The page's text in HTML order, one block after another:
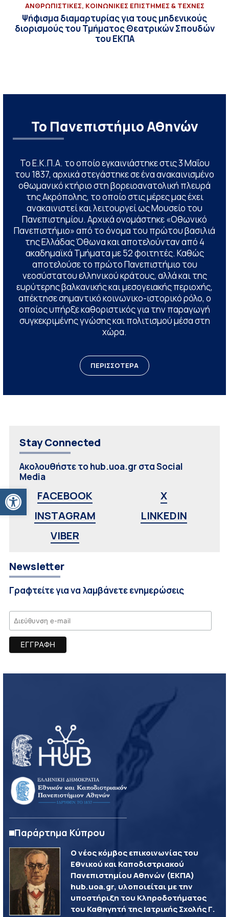
Ανοίξτε τη γραμμή εργαλείων
ΑΝΘΡΩΠΙΣΤΙΚΕΣ, ΚΟΙΝΩΝΙΚΕΣ ΕΠΙΣΤΗΜΕΣ & ΤΕΧΝΕΣ
Ψήφισμα διαμαρτυρίας για τους μηδενικούς
διορισμούς του Τμήματος Θεατρικών Σπουδών
του ΕΚΠΑ
Το Πανεπιστήμιο Αθηνών
Το Ε.Κ.Π.Α. το οποίο εγκαινιάστηκε στις 3 Μαΐου
του 1837, αρχικά στεγάστηκε σε ένα ανακαινισμένο
οθωμανικό κτήριο στη βορειοανατολική πλευρά
της Ακρόπολης, το οποίο στις μέρες μας έχει
ανακαινιστεί και λειτουργεί ως Μουσείο του
Πανεπιστημίου. Αρχικά ονομάστηκε «Οθωνικό
Πανεπιστήμιο» από το όνομα του πρώτου βασιλιά
της Ελλάδας Όθωνα και αποτελούνταν από 4
ακαδημαϊκά Τμήματα με 52 φοιτητές. Καθώς
αποτελούσε το πρώτο Πανεπιστήμιο του
νεοσύστατου ελληνικού κράτους, αλλά και της
ευρύτερης βαλκανικής και μεσογειακής περιοχής,
απέκτησε σημαντικό κοινωνικο-ιστορικό ρόλο, ο
οποίος υπήρξε καθοριστικός για την παραγωγή
συγκεκριμένης γνώσης και πολιτισμού μέσα στη
χώρα.
ΠΕΡΙΣΣΟΤΕΡΑ
Stay Connected
Ακολουθήστε το hub.uoa.gr στα Social
Media
FACEBOOK
X
INSTAGRAM
LINKEDIN
VIBER
Newsletter
Γραφτείτε για να λαμβάνετε ενημερώσεις
Παράρτημα Κύπρου
Ο νέος κόμβος επικοινωνίας του
Εθνικού και Καποδιστριακού
Πανεπιστημίου Αθηνών (ΕΚΠΑ)
hub.uoa.gr, υλοποιείται με την
υποστήριξη του Κληροδοτήματος
του Καθηγητή της Ιατρικής Σχολής Γ.